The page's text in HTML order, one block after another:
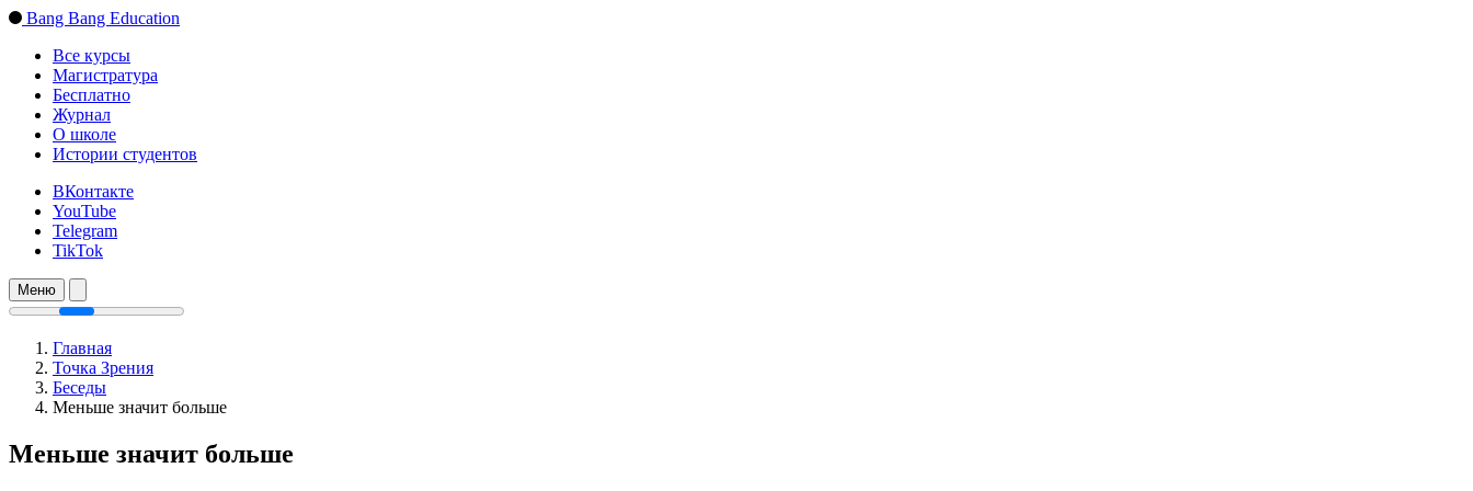
Bang Bang Education
Все курсы
Магистратура
Бесплатно
Журнал
О школе
Истории студентов
ВКонтакте
YouTube
Telegram
TikTok
Меню
Главная
Точка Зрения
Беседы
Меньше значит больше
Меньше значит больше